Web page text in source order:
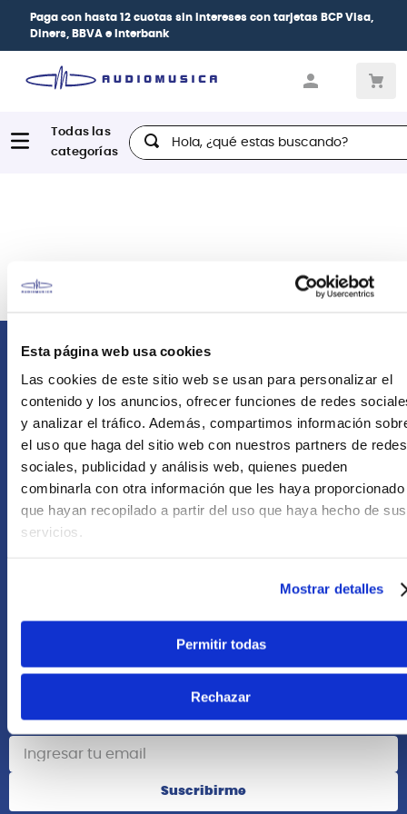
Esta página web usa cookies
Las cookies de este sitio web se usan para personalizar el
contenido y los anuncios, ofrecer funciones de redes
y analizar el tráfico. Además, compartimos información
el uso que haga del sitio web con nuestros partners de redes
sociales, publicidad y análisis web, quienes pueden
combinarla con otra información que les haya proporcionado
que hayan recopilado a partir del uso que haya hecho de sus
servicios.
Mostrar detalles
Permitir todas
Rechazar
Paga con hasta 12 cuotas sin intereses con tarjetas BCP Visa,
Diners, BBVA e Interbank
Hola, ¿qué estas buscando?
Atención Postventa
+51 958418476
+51 977624112
Acerca de Nosotros
Suscribete
Suscribirme